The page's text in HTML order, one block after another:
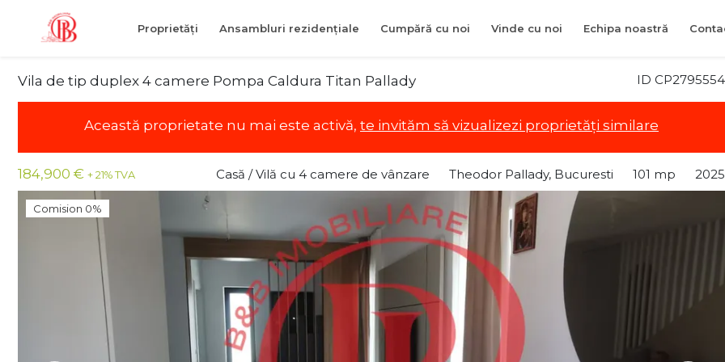
Proprietăți Ansambluri rezidențiale Cumpără cu noi Vinde cu noi Echipa noastră
ID CP2795554
Vila de tip duplex 4 camere Pompa Caldura Titan Pallady
Această proprietate nu mai este activă, te invităm să vizualizezi proprietăți similare
184,900 € + 21% TVA Casă / Vilă cu 4 camere de vânzare Theodor Pallady, Bucuresti 101 mp 2025
Comision 0%